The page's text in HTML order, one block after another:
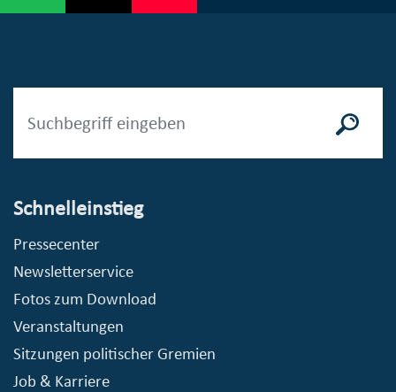
Schnelleinstieg
Pressecenter
Newsletterservice
Fotos zum Download
Veranstaltungen
Sitzungen politischer Gremien
Job & Karriere